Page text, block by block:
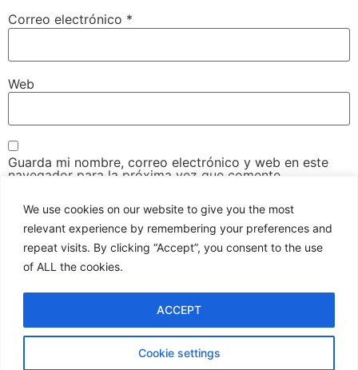
We use cookies on our website to give you the most
relevant experience by remembering your preferences and
repeat visits. By clicking “Accept”, you consent to the use
of ALL the cookies.
Cookie settings
ACCEPT
Correo electrónico *
Web
Guarda mi nombre, correo electrónico y web en este
navegador para la próxima vez que comente.
Copyright © 2024 . All Rights Sir Franklin
Política de privacidad